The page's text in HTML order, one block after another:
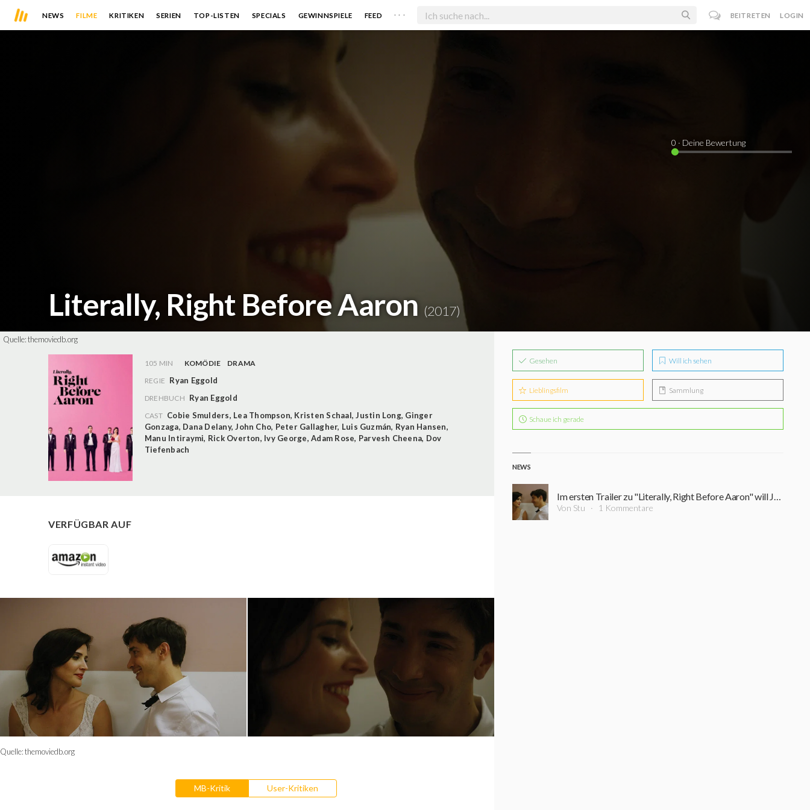
NEWS FILME KRITIKEN SERIEN TOP-LISTEN SPECIALS GEWINNSPIELE FEED . . . BEITRETEN LOGIN
Literally, Right Before Aaron (2017)
0 · Deine Bewertung
Quelle:themoviedb.org
105 MIN KOMÖDIE
DRAMA
REGIE Ryan Eggold
DREHBUCH Ryan Eggold
CAST Cobie Smulders, Lea Thompson, Kristen Schaal,Justin Long, Ginger
Gonzaga, Dana Delany,John Cho, Peter Gallagher, Luis Guzmán, Ryan Hansen,
Manu Intiraymi, Rick Overton, Ivy George,Adam Rose, Parvesh Cheena, Dov
Tiefenbach
VERFÜGBAR AUF
Quelle:themoviedb.org
MB-Kritik User-Kritiken
Gesehen Will ich sehen
Lieblingsfilm Sammlung
Schaue ich gerade
NEWS
Von Stu 1 Kommentare